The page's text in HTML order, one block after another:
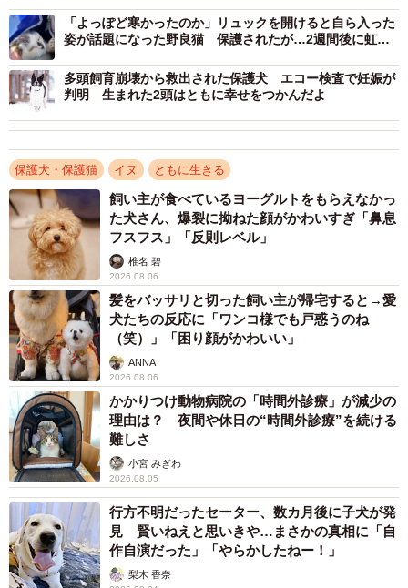
通院などからマーヤの中で芽生えた「テリトリー
外での生活」
通院当初のマーヤはカートの中でブルブルと怯えていました
幸い検査データが落ち着き、今では体調も回復しています
が、それでもマーヤは通院を続けることになりました。
病院の診察に通い始めた当初は、カートがないと落ち着か
ないマーヤでしたが。通院が日常となった今ではすっかり
慣れて、優しい主治医や看護師さんとは友達になり、待合
「よっぽど寒かったのか」リュックを開けると自ら入った
姿が話題になった野良猫 保護されたが…2週間後に虹の
多頭飼育崩壊から救出された保護犬 エコー検査で妊娠が
判明 生まれた2頭はともに幸せをつかんだよ
保護犬・保護猫 イヌ ともに生きる
飼い主が食べているヨーグルトをもらえなかっ
た犬さん、爆裂に拗ねた顔がかわいすぎ「鼻息
フスフス」「反則レベル」
椎名 碧
2026.08.06
髪をバッサリと切った飼い主が帰宅すると→愛
犬たちの反応に「ワンコ様でも戸惑うのね
（笑）」「困り顔がかわいい」
ANNA
2026.08.06
かかりつけ動物病院の「時間外診療」が減少の
理由は？ 夜間や休日の“時間外診療”を続ける
難しさ
小宮 みぎわ
2026.08.05
行方不明だったセーター、数カ月後に子犬が発
見 賢いねえと思いきや…まさかの真相に「自
作自演だった」「やらかしたねー！」
梨木 香奈